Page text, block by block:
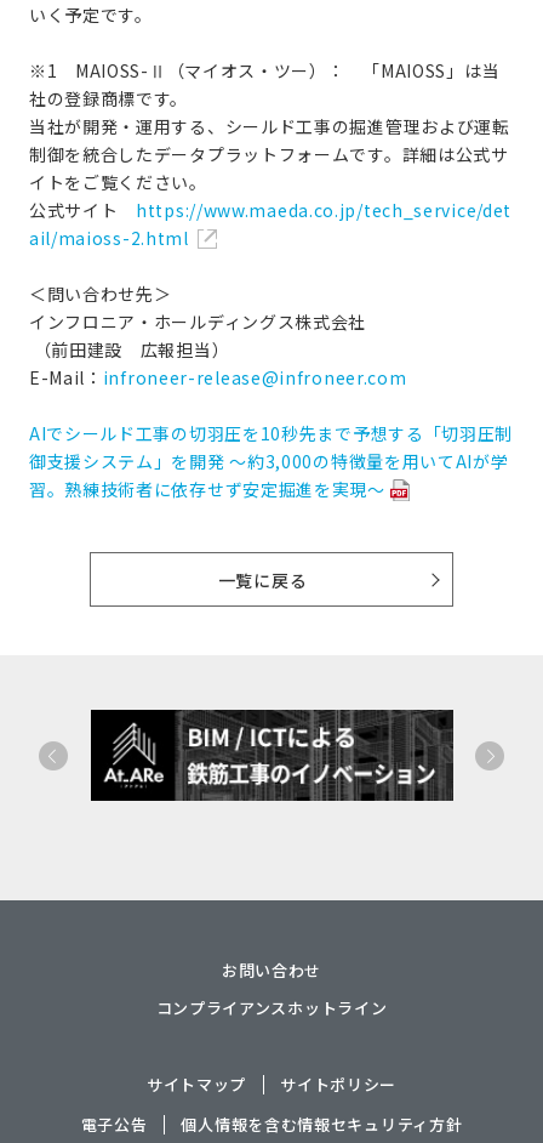
いく予定です。
※1 MAIOSS-Ⅱ（マイオス・ツー）： 「MAIOSS」は当
社の登録商標です。
当社が開発・運用する、シールド工事の掘進管理および運転
制御を統合したデータプラットフォームです。詳細は公式サ
イトをご覧ください。
公式サイト https://www.maeda.co.jp/tech_service/det
ail/maioss-2.html
＜問い合わせ先＞
インフロニア・ホールディングス株式会社
（前田建設 広報担当）
E-Mail： infroneer-release@infroneer.com
AIでシールド工事の切羽圧を10秒先まで予想する「切羽圧制
御支援システム」を開発 ～約3,000の特徴量を用いてAIが学
習。熟練技術者に依存せず安定掘進を実現～
一覧に戻る
お問い合わせ
コンプライアンスホットライン
サイトマップ
サイトポリシー
電子公告
個人情報を含む情報セキュリティ方針